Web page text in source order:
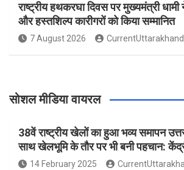
राष्ट्रीय हथकरघा दिवस पर मुख्यमंत्री
और हस्तशिल्प कारीगरों को किया सम्मानित
7 August 2026 CurrentUttarakhand
सोशल मीडिया वायरल
38वें राष्ट्रीय खेलों का हुआ भव्य समापन
साथ खेलभूमि के तौर पर भी बनी पहचान:
14 February 2025